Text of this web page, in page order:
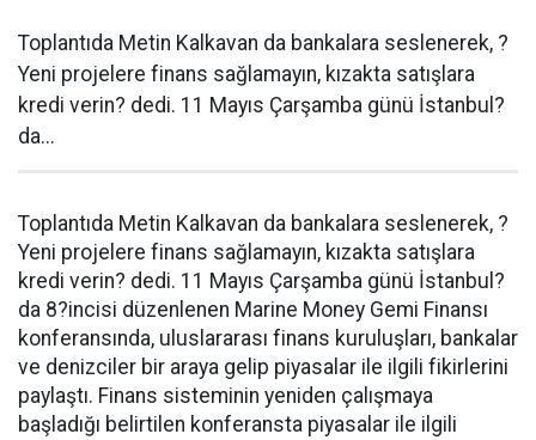
Toplantıda Metin Kalkavan da bankalara seslenerek, ?
Yeni projelere finans sağlamayın, kızakta satışlara
kredi verin? dedi. 11 Mayıs Çarşamba günü İstanbul?
da...
Toplantıda Metin Kalkavan da bankalara seslenerek, ?
Yeni projelere finans sağlamayın, kızakta satışlara
kredi verin? dedi. 11 Mayıs Çarşamba günü İstanbul?
da 8?incisi düzenlenen Marine Money Gemi Finansı
konferansında, uluslararası finans kuruluşları, bankalar
ve denizciler bir araya gelip piyasalar ile ilgili fikirlerini
paylaştı. Finans sisteminin yeniden çalışmaya
başladığı belirtilen konferansta piyasalar ile ilgili